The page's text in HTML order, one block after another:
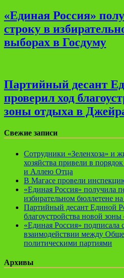
«Единая Россия»
строку в
выборах в Госдуму
Партийный десант
проверил ход
зоны отдыха в
Свежие записи
Сотрудники «Зеленхоза» и
хозяйства привели в
и Аллею Отца
В Магасе провели
«Единая Россия» получила
избирательном бюллетене
Партийный десант Единой
благоустройства новой
«Единая Россия» подписала
взаимодействии между
политическими партиями
Архивы